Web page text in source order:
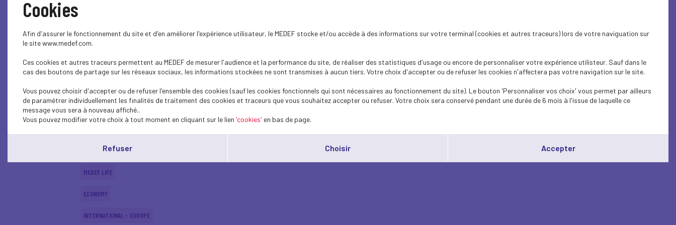
MEDEF LIFE
MEDEF LIFE
MEDEF LIFE
ECONOMY
MEDEF LIFE
ECONOMY
INTERNATIONAL - EUROPE
Cookies
Afin d'assurer le fonctionnement du site et d'en améliorer l'expérience utilisateur, le MEDEF stocke et/ou accède à des informations sur votre terminal (cookies et autres traceurs) lors de votre naviguation sur
le site www.medef.com.
Ces cookies et autres traceurs permettent au MEDEF de mesurer l'audience et la performance du site, de réaliser des statistiques d'usage ou encore de personnaliser votre expérience utilisteur. Sauf dans le
cas des boutons de partage sur les réseaux sociaux, les informations stockées ne sont transmises à aucun tiers. Votre choix d'accepter ou de refuser les cookies n'affectera pas votre navigation sur le site.
Vous pouvez choisir d'accepter ou de refuser l'ensemble des cookies (sauf les cookies fonctionnels qui sont nécessaires au fonctionnement du site). Le bouton 'Personnaliser vos choix' vous permet par ailleurs
de paramétrer individuellement les finalités de traitement des cookies et traceurs que vous souhaitez accepter ou refuser. Votre choix sera conservé pendant une durée de 6 mois à l'issue de laquelle ce
message vous sera à nouveau affiché..
Vous pouvez modifier votre choix à tout moment en cliquant sur le lien 'cookies' en bas de page.
Refuser Choisir Accepter